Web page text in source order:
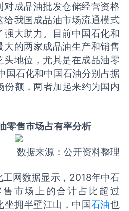
对成品油批发仓储经营资格
给我国成品油市场流通模式
强大助力。目前中国石化和
大的两家成品油生产和销售
头地位，尤其是在成品油零
国石化和中国石油分别占据
份额，两者加起来约为国内
零售市场占有率分析
数据来源：公开资料整理
网数据显示，2018年中石
市场上的合计占比超过
坐拥半壁江山，中国石油也